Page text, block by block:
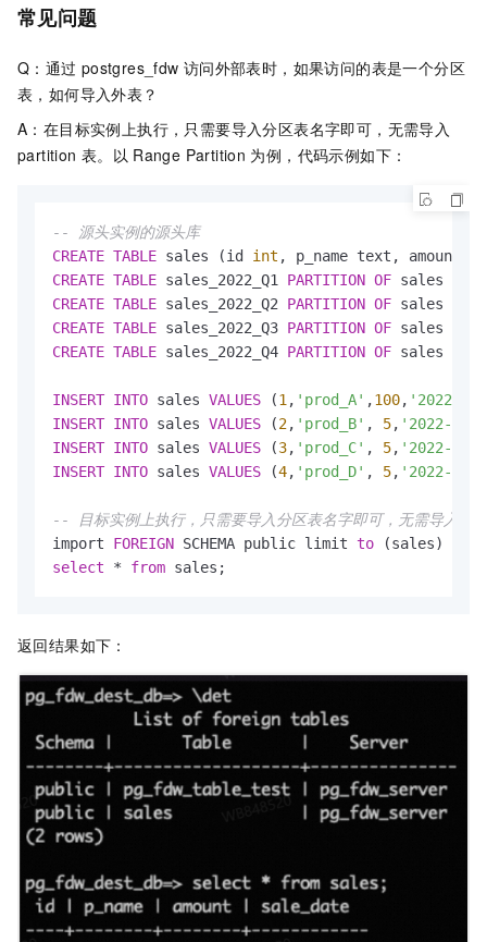
常见问题
Q：通过 postgres_fdw 访问外部表时，如果访问的表是一个分区
表，如何导入外表？
A：在目标实例上执行，只需要导入分区表名字即可，无需导入
partition 表。以 Range Partition 为例，代码示例如下：
-- 源头实例的源头库
CREATE TABLE sales (id int , p_name text, amount
CREATE TABLE sales_2022_Q1 PARTITION OF sales
CREATE TABLE sales_2022_Q2 PARTITION OF sales
CREATE TABLE sales_2022_Q3 PARTITION OF sales
CREATE TABLE sales_2022_Q4 PARTITION OF sales
INSERT INTO sales VALUES (1 , 'prod_A' ,100, '2022-
INSERT INTO sales VALUES (2, 'prod_B' , 5, '2022-05-
INSERT INTO sales VALUES (3, 'prod_C' , 5, '2022-08-
INSERT INTO sales VALUES (4, 'prod_D' , 5, '2022-11-
-- 目标实例上执行，只需要导入分区表名字即可，无需导入
import FOREIGN SCHEMA public limit to (sales)
select
* from sales;
返回结果如下：